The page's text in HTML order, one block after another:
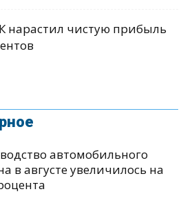
нарастил чистую прибыль
автомобильного
в августе увеличилось на